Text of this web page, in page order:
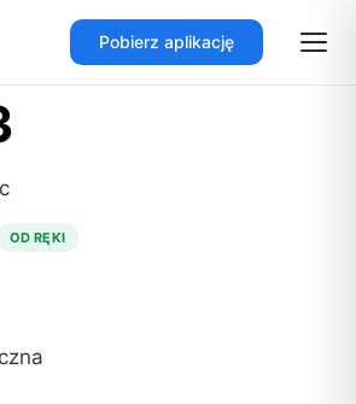
Pobierz aplikację
OD RĘKI